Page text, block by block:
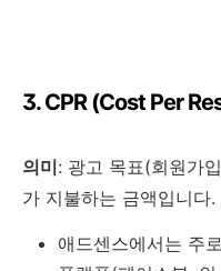
3. CPR (Cost Per
의미: 광고 목표(회원가
가 지불하는 금액입니다.
애드센스에서는 주